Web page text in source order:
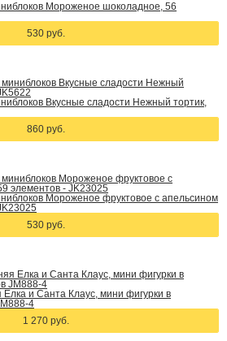
Мороженое шоколадное, 56
530 руб.
Вкусные сладости Нежный тортик,
860 руб.
Мороженое фруктовое с апельсином
530 руб.
Елка и Санта Клаус, мини фигурки в
4
1 270 руб.